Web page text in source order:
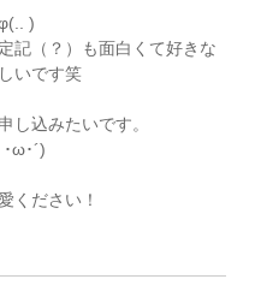
)
記（？）も面白くて好きな
いです笑
し込みたいです。
ω･´)
ください！